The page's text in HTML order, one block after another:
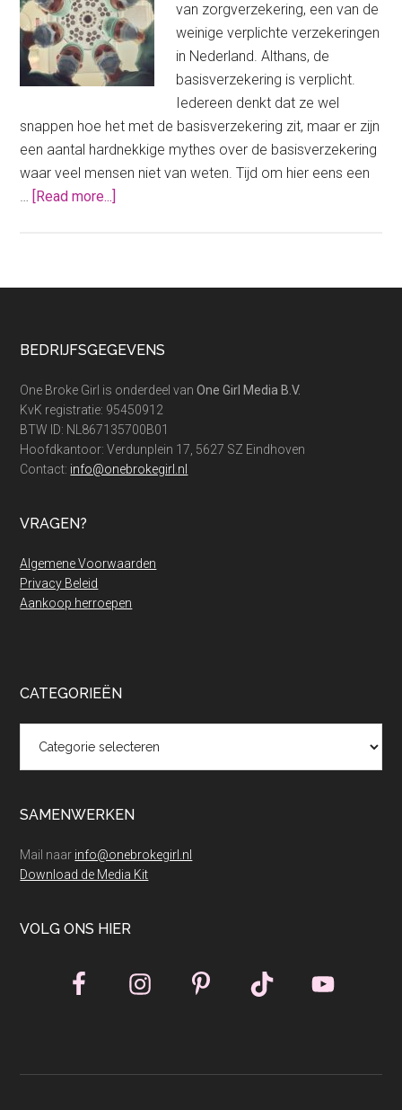
van zorgverzekering, een van de
weinige verplichte verzekeringen
in Nederland. Althans, de
basisverzekering is verplicht.
Iedereen denkt dat ze wel
snappen hoe het met de basisverzekering zit, maar er zijn
een aantal hardnekkige mythes over de basisverzekering
waar veel mensen niet van weten. Tijd om hier eens een
…
[Read more...]
basisverzekering
moet
vergeten
Footer
BEDRIJFSGEGEVENS
One Broke Girl is onderdeel vanOne Girl Media B.V.
KvK registratie: 95450912
BTW ID: NL867135700B01
Hoofdkantoor: Verdunplein 17, 5627 SZ Eindhoven
Contact: info@onebrokegirl.nl
VRAGEN?
Algemene Voorwaarden
Privacy Beleid
Aankoop herroepen
CATEGORIEËN
SAMENWERKEN
Mail naar info@onebrokegirl.nl
Download de Media Kit
VOLG ONS HIER